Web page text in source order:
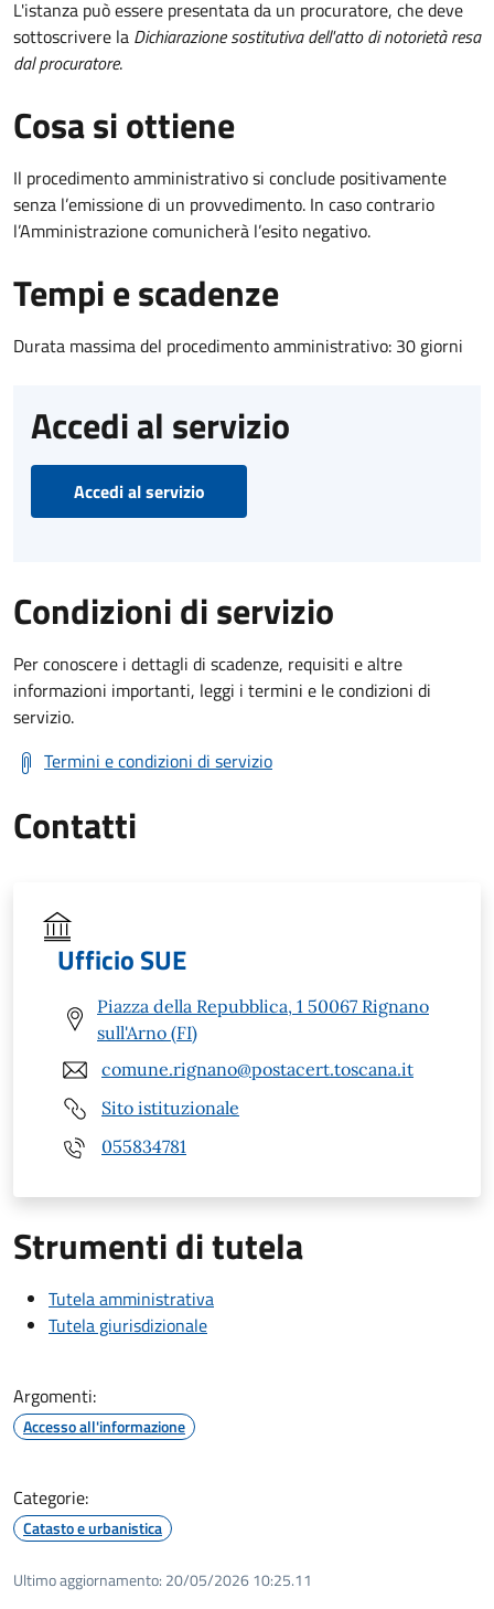
L'istanza può essere presentata da un procuratore, che deve
sottoscrivere la Dichiarazione sostitutiva dell'atto di notorietà resa
dal procuratore.
Cosa si ottiene
Il procedimento amministrativo si conclude positivamente
senza l’emissione di un provvedimento. In caso contrario
l’Amministrazione comunicherà l’esito negativo.
Tempi e scadenze
Durata massima del procedimento amministrativo: 30 giorni
Accedi al servizio
Accedi al servizio
Condizioni di servizio
Per conoscere i dettagli di scadenze, requisiti e altre
informazioni importanti, leggi i termini e le condizioni di
servizio.
Termini e condizioni di servizio
Contatti
Ufficio SUE
Piazza della Repubblica, 1 50067 Rignano
sull'Arno (FI)
comune.rignano@postacert.toscana.it
Sito istituzionale
055834781
Strumenti di tutela
Tutela amministrativa
Tutela giurisdizionale
Argomenti:
Accesso all'informazione
Categorie:
Catasto e urbanistica
Ultimo aggiornamento: 20/05/2026 10:25.11